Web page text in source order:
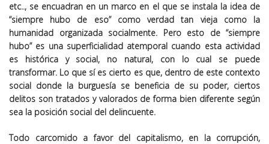
etc.., se encuadran en un marco en el que se instala la idea de
“siempre hubo de eso” como verdad tan vieja como la
humanidad organizada socialmente. Pero esto de “siempre
hubo” es una superficialidad atemporal cuando esta actividad
es histórica y social, no natural, con lo cual se puede
transformar. Lo que sí es cierto es que, dentro de este contexto
social donde la burguesía se beneficia de su poder, ciertos
delitos son tratados y valorados de forma bien diferente según
sea la posición social del delincuente.
Todo carcomido a favor del capitalismo, en la corrupción,